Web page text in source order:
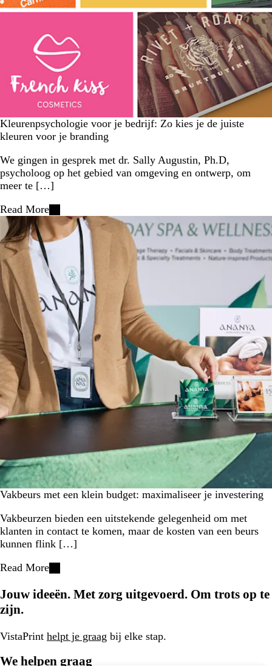
Kleurenpsychologie voor je bedrijf: Zo kies je de juiste
kleuren voor je branding
We gingen in gesprek met dr. Sally Augustin, Ph.D,
psycholoog op het gebied van omgeving en ontwerp, om
meer te […]
Read More
Vakbeurs met een klein budget: maximaliseer je investering
Vakbeurzen bieden een uitstekende gelegenheid om met
klanten in contact te komen, maar de kosten van een beurs
kunnen flink […]
Read More
Jouw ideeën. Met zorg uitgevoerd. Om trots op te
zijn.
VistaPrint helpt je graag bij elke stap.
We helpen graag